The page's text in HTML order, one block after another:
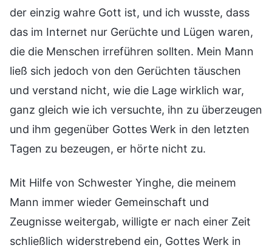
der einzig wahre Gott ist, und ich wusste, dass
das im Internet nur Gerüchte und Lügen waren,
die die Menschen irreführen sollten. Mein Mann
ließ sich jedoch von den Gerüchten täuschen
und verstand nicht, wie die Lage wirklich war,
ganz gleich wie ich versuchte, ihn zu überzeugen
und ihm gegenüber Gottes Werk in den letzten
Tagen zu bezeugen, er hörte nicht zu.
Mit Hilfe von Schwester Yinghe, die meinem
Mann immer wieder Gemeinschaft und
Zeugnisse weitergab, willigte er nach einer Zeit
schließlich widerstrebend ein, Gottes Werk in